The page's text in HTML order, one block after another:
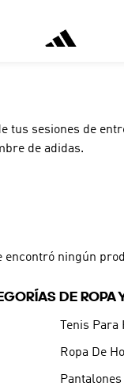
tus sesiones de
de adidas.
encontró ningún
DE ROPA
Tenis
Ropa De